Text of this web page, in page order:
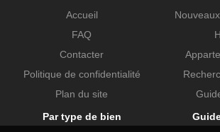
Accueil
FAQ
Contacter
Politique de confidentialité
Plan du site
Par type de bien